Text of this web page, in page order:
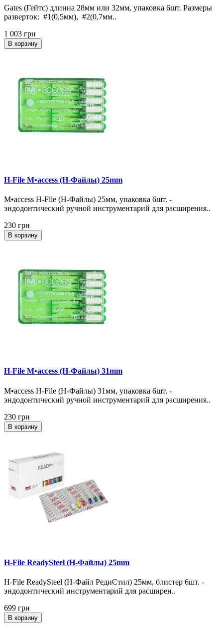
Gates (Гейтс) длинна 28мм или 32мм, упаковка 6шт. Размеры
разверток: #1(0,5мм), #2(0,7мм..
1 003 грн
В корзину
H-File M•access (H-Файлы) 25mm
M•access H-File (H-Файлы) 25мм, упаковка 6шт. -
эндодонтический ручной инструментарий для расширения..
230 грн
В корзину
H-File M•access (H-Файлы) 31mm
M•access H-File (H-Файлы) 31мм, упаковка 6шт. -
эндодонтический ручной инструментарий для расширения..
230 грн
В корзину
H-File ReadySteel (H-Файлы) 25mm
H-File ReadySteel (H-Файл РедиСтил) 25мм, блистер 6шт. -
эндодонтический инструментарий для расширен..
699 грн
В корзину